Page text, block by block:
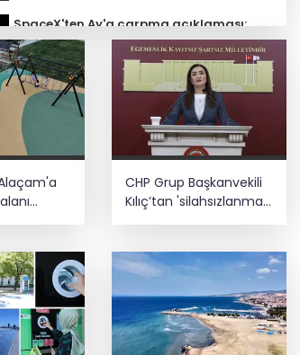
SpaceX'ten Ay'a çarpma açıklaması:
Sorumlu uzay operasyonları için
çalışıyoruz
Bozcaada mercan resifleri için koruma
seferberliği... 180 deniz canlısı türü kayıt
altına alındı
Türk F-16'ları NATO görevi için
Estonya'da... MSB yerli savunma
sistemleriyle güçleniyor
ediyor... Hudutlarda 490 kişi yakalandı
CHP Grup Başkanvekili
Kılıç’tan 'silahsızlanma'